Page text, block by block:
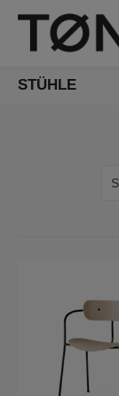
STÜHLE